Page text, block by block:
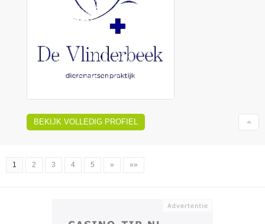
BEKIJK VOLLEDIG PROFIEL
1 2 3 4 5 » »»